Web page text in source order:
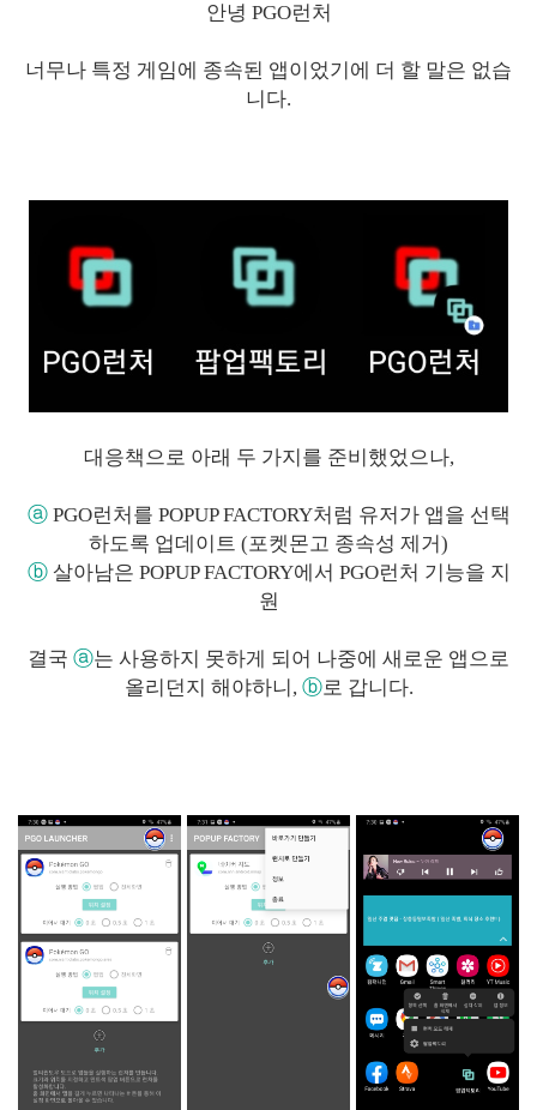
안녕 PGO런처
너무나 특정 게임에 종속된 앱이었기에 더 할 말은 없습
니다.
대응책으로 아래 두 가지를 준비했었으나,
ⓐPGO런처를 POPUP FACTORY처럼 유저가 앱을 선택
하도록 업데이트 (포켓몬고 종속성 제거)
ⓑ살아남은 POPUP FACTORY에서 PGO런처 기능을 지
원
결국 ⓐ는 사용하지 못하게 되어 나중에 새로운 앱으로
올리던지 해야하니, ⓑ로 갑니다.